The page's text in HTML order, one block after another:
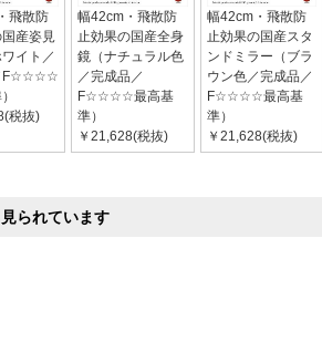
飛散防
産姿見
イト／
F☆☆☆☆
税抜)
幅42cm・飛散防
止効果の国産全身
鏡（ナチュラル色
／完成品／
F☆☆☆☆最高基
準）
￥21,628(税抜)
幅42cm・飛散防
止効果の国産スタ
ンドミラー（ブラ
ウン色／完成品／
F☆☆☆☆最高基
準）
￥21,628(税抜)
られています